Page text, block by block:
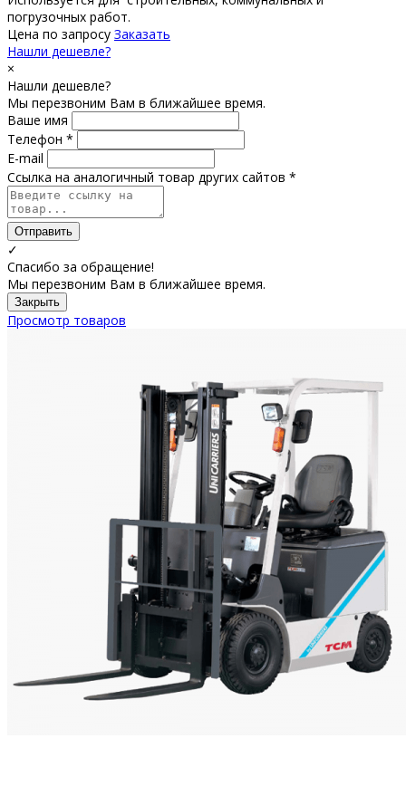
погрузочных работ.
Цена по запросу Заказать
Нашли дешевле?
×
Нашли дешевле?
Мы перезвоним Вам в ближайшее время.
Ваше имя
Телефон *
E-mail
Ссылка на аналогичный товар других сайтов *
Отправить
✓
Спасибо за обращение!
Мы перезвоним Вам в ближайшее время.
Закрыть
Просмотр товаров